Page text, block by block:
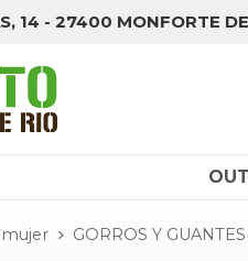
14 - 27400 MONFORTE
mujer GORROS Y GUANTES